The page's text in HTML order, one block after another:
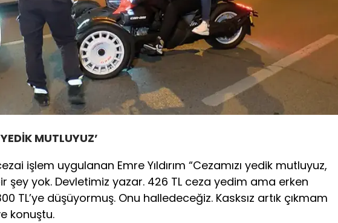
MUTLUYUZ’
işlem uygulanan Emre Yıldırım “Cezamızı yedik mutluyuz,
şey yok. Devletimiz yazar. 426 TL ceza yedim ama erken
TL’ye düşüyormuş. Onu halledeceğiz. Kasksız artık çıkmam
konuştu.